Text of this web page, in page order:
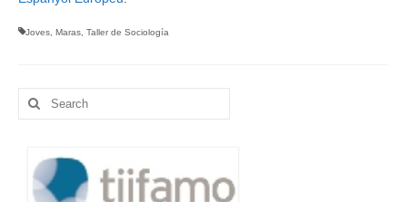
Idioma:
Joves Maras Taller de Sociología
Search
for: